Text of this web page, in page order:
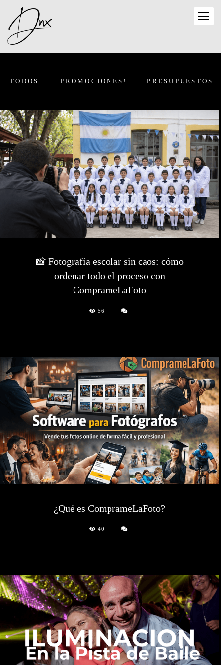
TODOS PROMOCIONES! PRESUPUESTOS
📸 Fotografía escolar sin caos: cómo
ordenar todo el proceso con
ComprameLaFoto
56
¿Qué es ComprameLaFoto?
40